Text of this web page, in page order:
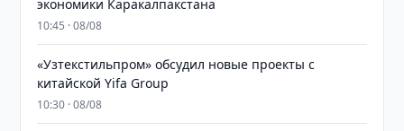
экономики Каракалпакстана
10:45 · 08/08
«Узтекстильпром» обсудил новые проекты с
китайской Yifa Group
10:30 · 08/08